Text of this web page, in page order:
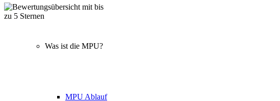
Was ist die MPU?
MPU Ablauf